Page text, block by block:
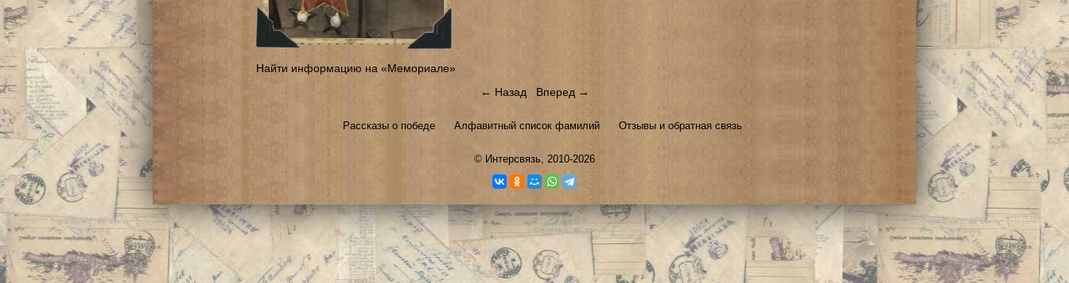
Найти информацию на «Мемориале»
← Назад Вперед →
Рассказы о победе Алфавитный список фамилий Отзывы и обратная связь
© Интерсвязь, 2010-2026